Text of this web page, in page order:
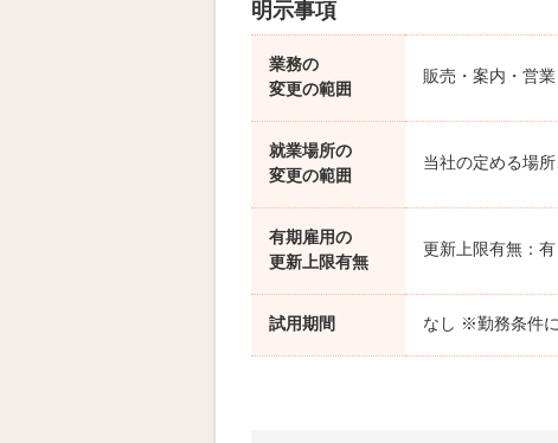
明示事項
業務の
変更の範囲
販売・案内・営
就業場所の
変更の範囲
当社の定める場
有期雇用の
更新上限有無
更新上限有無：
試用期間 なし ※勤務条件